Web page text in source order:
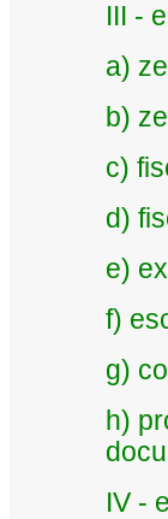
III -
a)
b)
c)
d)
e)
f)
g)
h)
IV -